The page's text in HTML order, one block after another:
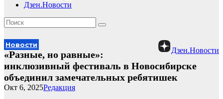
Дзен.Новости
Дзен.Новости
Новости
«Разные, но равные»:
инклюзивный фестиваль в Новосибирске
объединил замечательных ребятишек
Редакция
Окт 6, 2025